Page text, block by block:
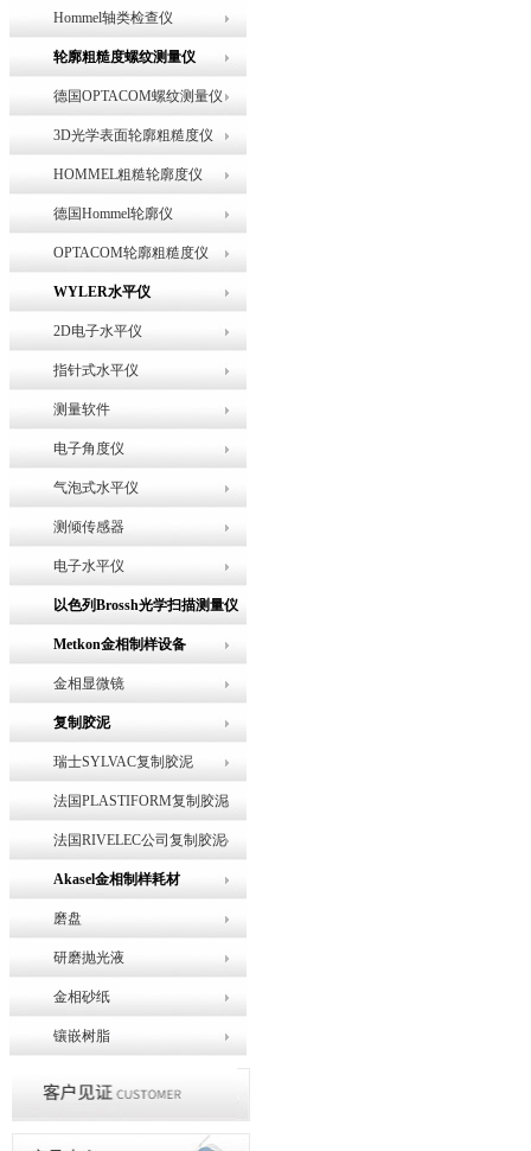
Hommel轴类检查仪
轮廓粗糙度螺纹测量仪
德国OPTACOM螺纹测量仪
3D光学表面轮廓粗糙度仪
HOMMEL粗糙轮廓度仪
德国Hommel轮廓仪
OPTACOM轮廓粗糙度仪
WYLER水平仪
2D电子水平仪
指针式水平仪
测量软件
电子角度仪
气泡式水平仪
测倾传感器
电子水平仪
以色列Brossh光学扫描测量仪
Metkon金相制样设备
金相显微镜
复制胶泥
瑞士SYLVAC复制胶泥
法国PLASTIFORM复制胶泥
法国RIVELEC公司复制胶泥
Akasel金相制样耗材
磨盘
研磨抛光液
金相砂纸
镶嵌树脂